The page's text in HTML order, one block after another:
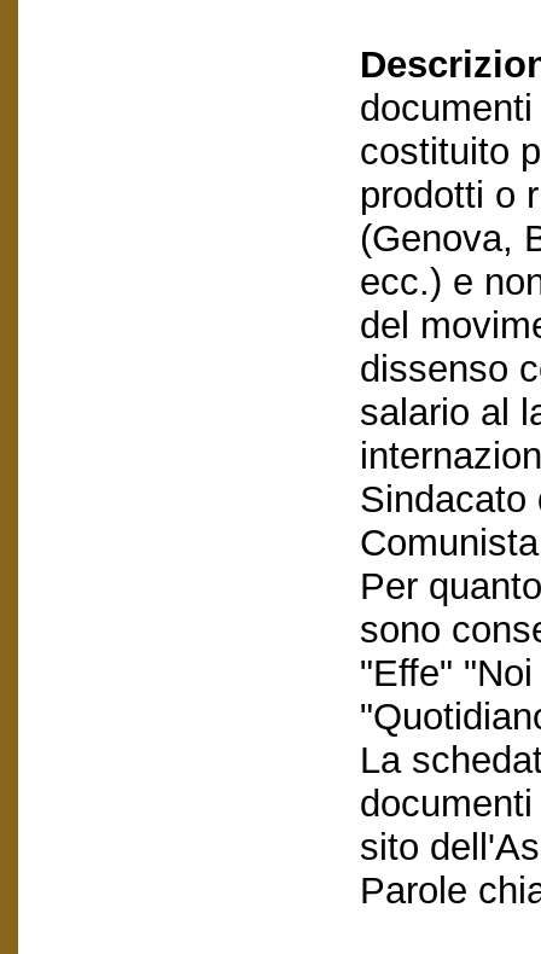
costituito
prodotti o
(Genova,
ecc.) e
del
dissenso
salario al
Sindacato
Per
sono
"Effe"
La
sito
Parole